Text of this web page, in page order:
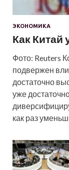
ЭКОНОМИКА
Как Китай
Фото: Reuters
подвержен
достаточно
уже
как раз